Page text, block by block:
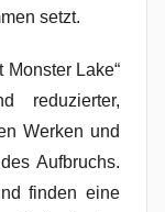
setzt.
Monster Lake“
reduzierter,
Werken und
Aufbruchs.
finden eine